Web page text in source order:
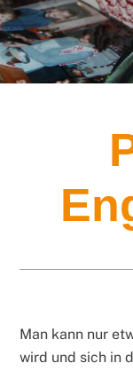
Man kann nur
wird und sich in